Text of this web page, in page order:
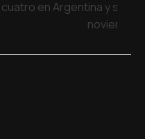
en Argentina y
noviembre